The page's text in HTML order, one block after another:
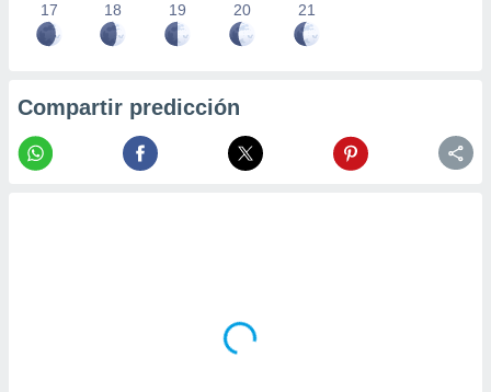
17 18 19 20 21
Compartir predicción